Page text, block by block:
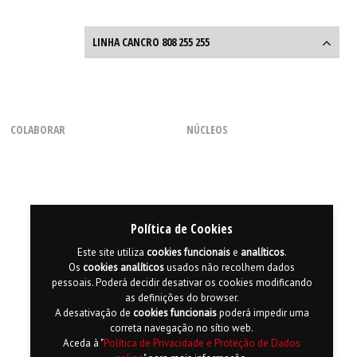
Política de Cookies
Este site utiliza cookiesfuncionaise analíticos.
Os cookies analíticosusados não recolhem dados
pessoais. Poderá decidir desativar os cookies modificando
as definições do browser.
A desativação de cookiesfuncionaispoderá impedir uma
correta navegação no sítio web.
Aceda à "Política de Privacidade e Proteção de Dados
LINHA CANCRO 808 255 255
Entre o que diz e o que sente
COLABORAR
NÚCLEOS
Regional do Sul